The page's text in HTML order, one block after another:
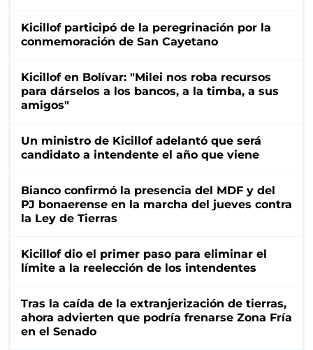
Kicillof participó de la peregrinación por la
conmemoración de San Cayetano
Kicillof en Bolívar: "Milei nos roba recursos
para dárselos a los bancos, a la timba, a sus
amigos"
Un ministro de Kicillof adelantó que será
candidato a intendente el año que viene
Bianco confirmó la presencia del MDF y del
PJ bonaerense en la marcha del jueves contra
la Ley de Tierras
Kicillof dio el primer paso para eliminar el
límite a la reelección de los intendentes
Tras la caída de la extranjerización de tierras,
ahora advierten que podría frenarse Zona Fría
en el Senado